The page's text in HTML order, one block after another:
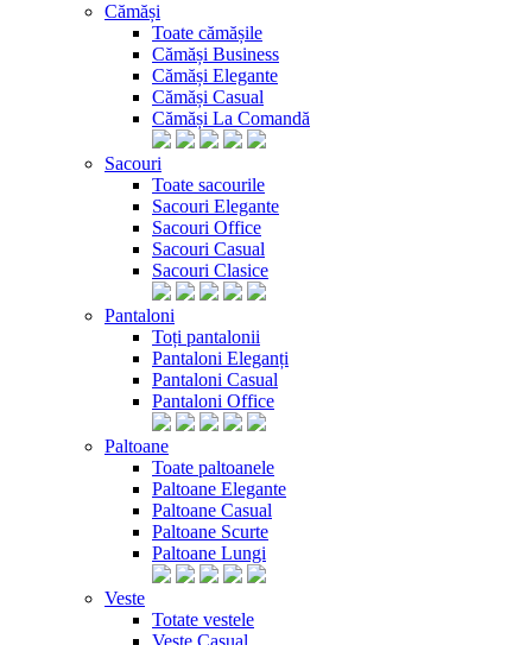
Cămăși
Toate cămășile
Cămăși Business
Cămăși Elegante
Cămăși Casual
Cămăși La Comandă
Sacouri
Toate sacourile
Sacouri Elegante
Sacouri Office
Sacouri Casual
Sacouri Clasice
Pantaloni
Toți pantalonii
Pantaloni Eleganți
Pantaloni Casual
Pantaloni Office
Paltoane
Toate paltoanele
Paltoane Elegante
Paltoane Casual
Paltoane Scurte
Paltoane Lungi
Veste
Totate vestele
Veste Casual